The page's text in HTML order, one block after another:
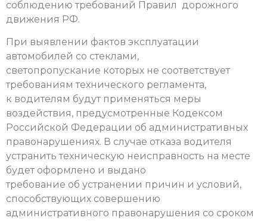
соблюдению требований Правил дорожного
движения РФ.
При выявлении фактов эксплуатации
автомобилей со стеклами,
светопропускание которых не соответствует
требованиям технического регламента,
к водителям будут применяться меры
воздействия, предусмотренные Кодексом
Российской Федерации об административных
правонарушениях. В случае отказа водителя
устранить техническую неисправность на месте
будет оформлено и выдано
требование об устранении причин и условий,
способствующих совершению
административного правонарушения со сроком